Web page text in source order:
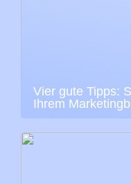
Vier gute Tipps:
Ihrem